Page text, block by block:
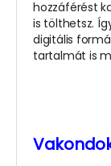
hozzáférést
is tölthetsz.
digitális
tartalmát is